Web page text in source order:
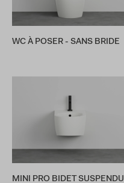
WC À POSER - SANS BRIDE
MINI PRO BIDET SUSPENDU